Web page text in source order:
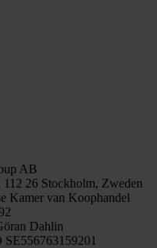
AB
26 Stockholm, Zweden
Kamer van Koophandel
Dahlin